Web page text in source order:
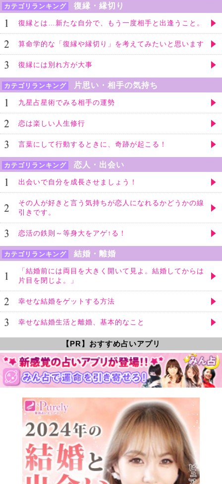
カテゴリランキング 復縁・縁切り
復縁とは…新たな自分で、もう一度相手と出逢うこと。
算命学的な「復縁や縁切り」を考えてみたいと思います
復縁には別れ方が大事
カテゴリランキング 片思い・相手の気持ち
九星占星術でみる相手の運勢
恋は楽しい人生修行
言葉にして行動するときに、奇跡が起こる！
カテゴリランキング 恋人・出会い
出会いで自分を成長させましょう！
その人が好きと言う気持ちが恋人になれるかどうかの線
引きです。
恋活の鉄則～等身大をアゲ↑る！
カテゴリランキング 結婚・離婚
「結婚前には両目を大きく開いて見よ。結婚してからは
片目を閉じよ。」
幸せな結婚をゲットする方法
幸せな結婚生活と離婚、基本的なこと
【PR】おすすめ占いアプリ